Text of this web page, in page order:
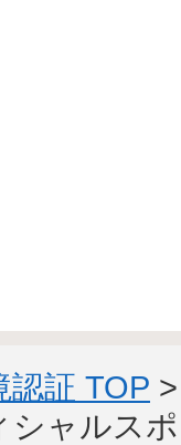
認証 TOP
ャルス